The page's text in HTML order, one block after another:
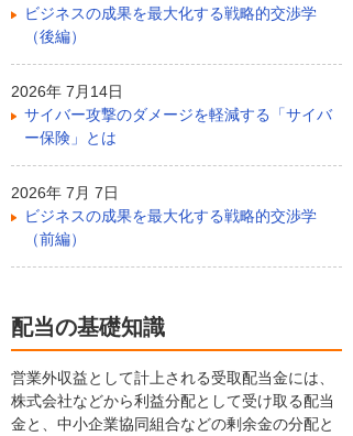
ビジネスの成果を最大化する戦略的交渉学
（後編）
2026年 7月14日
サイバー攻撃のダメージを軽減する「サイバ
ー保険」とは
2026年 7月 7日
ビジネスの成果を最大化する戦略的交渉学
（前編）
配当の基礎知識
営業外収益として計上される受取配当金には、
株式会社などから利益分配として受け取る配当
金と、中小企業協同組合などの剰余金の分配と